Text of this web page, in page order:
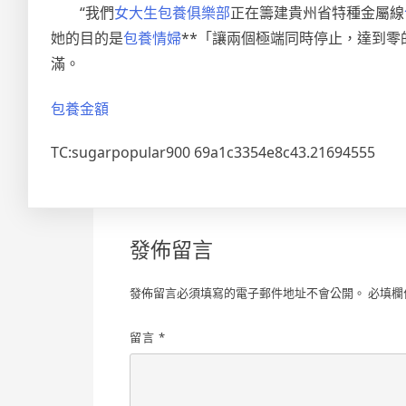
“我們女大生包養俱樂部正在籌建貴州省特種金屬線
她的目的是包養情婦**「讓兩個極端同時停止，達到
滿。
包養金額
TC:sugarpopular900 69a1c3354e8c43.21694555
發佈留言
發佈留言必須填寫的電子郵件地址不會公開。 必填
留言*